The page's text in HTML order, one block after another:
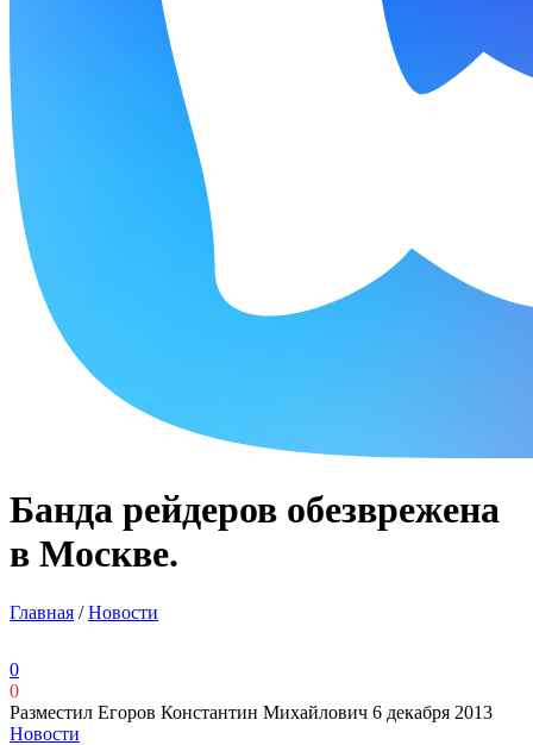
Банда рейдеров обезврежена
в Москве.
Главная /Новости
0
0
Разместил Егоров Константин Михайлович 6 декабря 2013
Новости